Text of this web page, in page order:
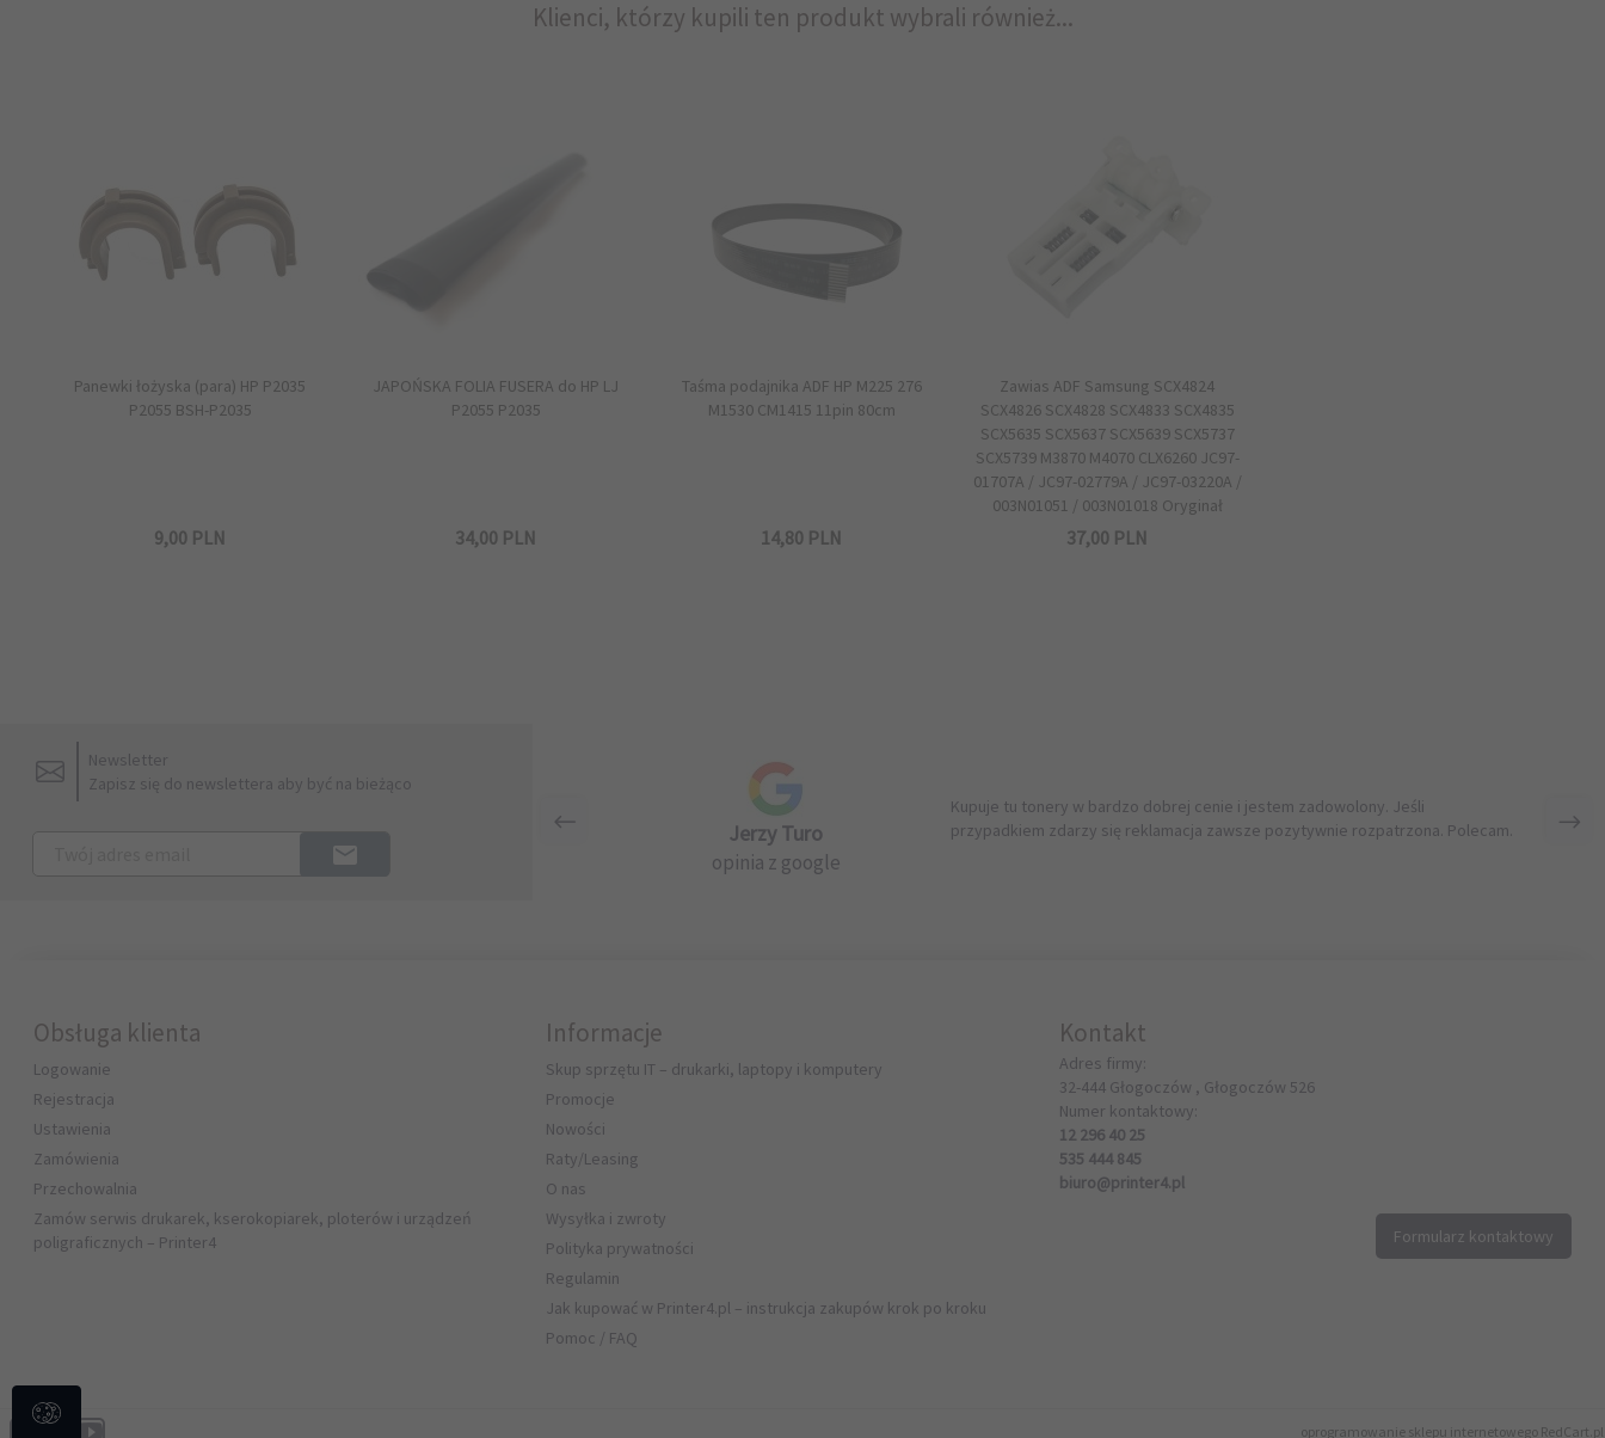
Klienci, którzy kupili ten produkt wybrali również...
Panewki łożyska (para) HP P2035
P2055 BSH-P2035
9,00 PLN
JAPOŃSKA FOLIA FUSERA do HP LJ
P2055 P2035
34,00 PLN
Taśma podajnika ADF HP M225 276
M1530 CM1415 11pin 80cm
14,80 PLN
Zawias ADF Samsung SCX4824
SCX4826 SCX4828 SCX4833 SCX4835
SCX5635 SCX5637 SCX5639 SCX5737
SCX5739 M3870 M4070 CLX6260 JC97-
01707A / JC97-02779A / JC97-03220A /
003N01051 / 003N01018 Oryginał
37,00 PLN
Newsletter
Zapisz się do newslettera aby być na bieżąco
Jerzy Turo
opinia z google
Kupuje tu tonery w bardzo dobrej cenie i jestem zadowolony. Jeśli
przypadkiem zdarzy się reklamacja zawsze pozytywnie rozpatrzona. Polecam.
Obsługa klienta
Logowanie
Rejestracja
Ustawienia
Zamówienia
Przechowalnia
Zamów serwis drukarek, kserokopiarek, ploterów i urządzeń
poligraficznych – Printer4
Informacje
Skup sprzętu IT – drukarki, laptopy i komputery
Promocje
Nowości
Raty/Leasing
O nas
Wysyłka i zwroty
Polityka prywatności
Regulamin
Jak kupować w Printer4.pl – instrukcja zakupów krok po kroku
Pomoc / FAQ
Kontakt
Adres firmy:
32-444 Głogoczów , Głogoczów 526
Numer kontaktowy:
12 296 40 25
535 444 845
biuro@printer4.pl
Formularz kontaktowy
oprogramowanie sklepu internetowego RedCart.pl